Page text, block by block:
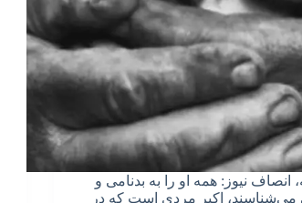
نیوز: همه او را به بدنامی و
می‌شناسند، اکبر مردی است که در